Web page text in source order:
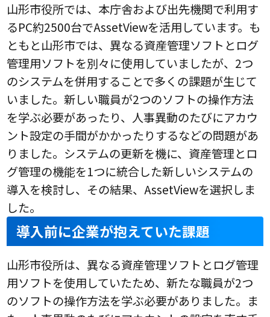
山形市役所では、本庁舎および出先機関で利用す
るPC約2500台でAssetViewを活用しています。も
ともと山形市では、異なる資産管理ソフトとログ
管理用ソフトを別々に使用していましたが、2つ
のシステムを併用することで多くの課題が生じて
いました。新しい職員が2つのソフトの操作方法
を学ぶ必要があったり、人事異動のたびにアカウ
ント設定の手間がかかったりするなどの問題があ
りました。システムの更新を機に、資産管理とロ
グ管理の機能を1つに統合した新しいシステムの
導入を検討し、その結果、AssetViewを選択しま
した。
導入前に企業が抱えていた課題
山形市役所は、異なる資産管理ソフトとログ管理
用ソフトを使用していたため、新たな職員が2つ
のソフトの操作方法を学ぶ必要がありました。ま